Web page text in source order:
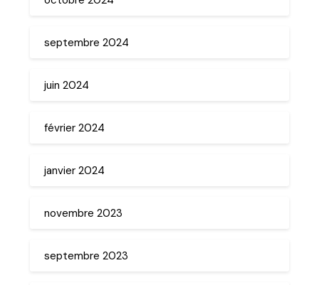
septembre 2024
juin 2024
février 2024
janvier 2024
novembre 2023
septembre 2023